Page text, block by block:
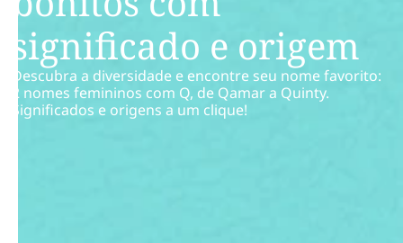
significado e origem
Descubra a diversidade e encontre seu nome favorito:
2 nomes femininos com Q, de Qamar a Quinty.
Significados e origens a um clique!